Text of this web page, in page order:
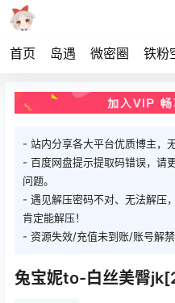
首页 岛遇 微密圈 铁粉
- 站内分享各大平台优质博主，
- 百度网盘提示提取码错误，请
问题。
- 遇见解压密码不对、无法解压
肯定能解压！
- 资源失效/充值未到账/账号解
兔宝妮to-白丝美臀